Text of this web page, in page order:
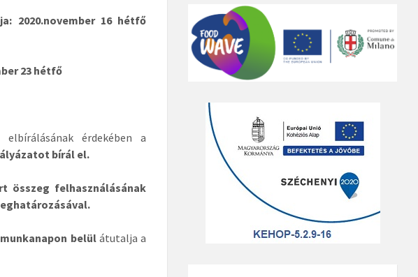
2020.november 16 hétfő
23 hétfő
érdekében a
bírál el.
összeg felhasználásának
belülátutalja a